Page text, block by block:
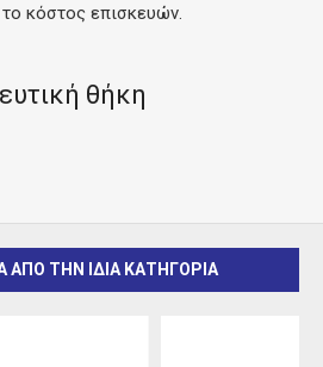
κόστος επισκευών.
θήκη
ΑΠΟ ΤΗΝ ΙΔΙΑ ΚΑΤΗΓΟΡΙΑ